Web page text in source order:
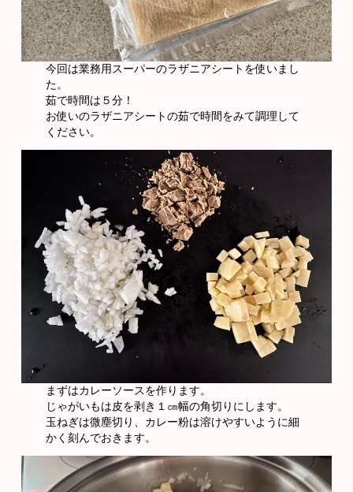
今回は業務用スーパーのラザニアシートを使いまし
た。
茹で時間は５分！
お使いのラザニアシートの茹で時間をみて調理して
ください。
まずはカレーソースを作ります。
じゃがいもは皮を剥き１㎝幅の角切りにします。
玉ねぎは微塵切り、カレー粉は溶けやすいように細
かく刻んでおきます。